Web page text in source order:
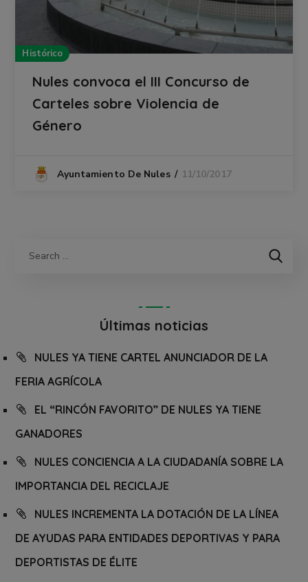
Histórico
Nules convoca el III Concurso de
Carteles sobre Violencia de
Género
Ayuntamiento De Nules 11/10/2017
Últimas noticias
NULES YA TIENE CARTEL ANUNCIADOR DE LA
FERIA AGRÍCOLA
EL “RINCÓN FAVORITO” DE NULES YA TIENE
GANADORES
NULES CONCIENCIA A LA CIUDADANÍA SOBRE LA
IMPORTANCIA DEL RECICLAJE
NULES INCREMENTA LA DOTACIÓN DE LA LÍNEA
DE AYUDAS PARA ENTIDADES DEPORTIVAS Y PARA
DEPORTISTAS DE ÉLITE